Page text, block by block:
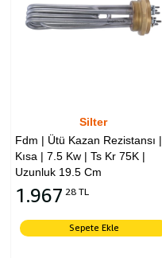
Silter
Fdm | Ütü Kazan Rezistansı |
Kısa | 7.5 Kw | Ts Kr 75K |
Uzunluk 19.5 Cm
1.967 28 TL
Sepete Ekle